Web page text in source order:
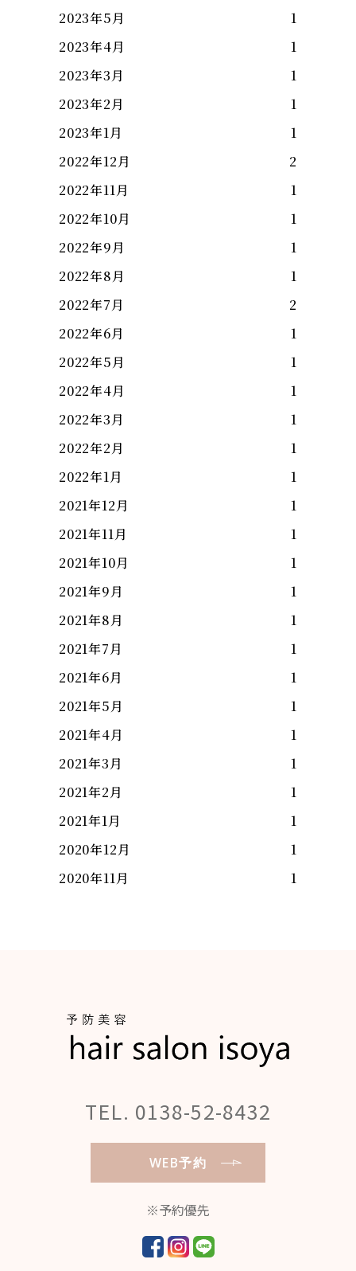
2023年5月
1
2023年4月
1
2023年3月
1
2023年2月
1
2023年1月
1
2022年12月
2
2022年11月
1
2022年10月
1
2022年9月
1
2022年8月
1
2022年7月
2
2022年6月
1
2022年5月
1
2022年4月
1
2022年3月
1
2022年2月
1
2022年1月
1
2021年12月
1
2021年11月
1
2021年10月
1
2021年9月
1
2021年8月
1
2021年7月
1
2021年6月
1
2021年5月
1
2021年4月
1
2021年3月
1
2021年2月
1
2021年1月
1
2020年12月
1
2020年11月
1
TEL. 0138-52-8432
WEB予約
※予約優先